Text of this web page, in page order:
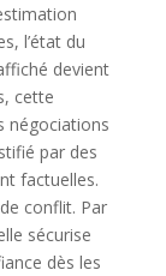
l’état du
devient
cette
négociations
par des
factuelles.
conflit. Par
sécurise
dès les